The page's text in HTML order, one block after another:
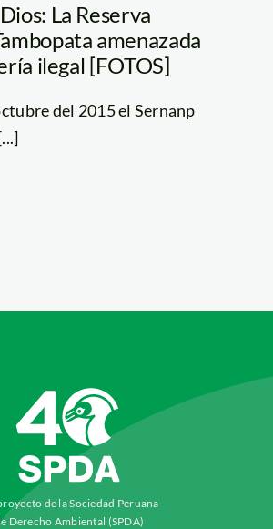
La Reserva
amenazada
ilegal [FOTOS]
del 2015 el Sernanp
de la Sociedad Peruana
Derecho Ambiental (SPDA)